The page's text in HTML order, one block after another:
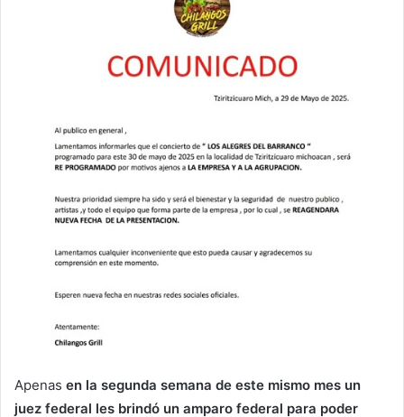
Apenas en la segunda semana de este mismo mes un
juez federal les brindó un amparo federal para poder